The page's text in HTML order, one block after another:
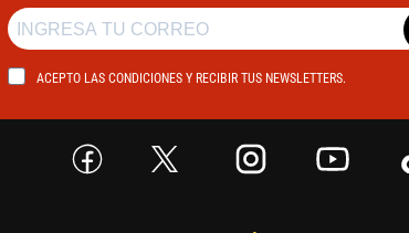
ACEPTO LAS CONDICIONES Y RECIBIR TUS NEWSLETTERS.